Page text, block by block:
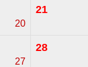
20
21
27
28